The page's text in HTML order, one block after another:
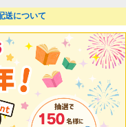
送について